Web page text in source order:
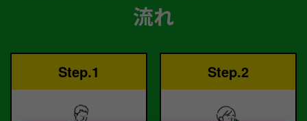
流れ
Step.1 Step.2